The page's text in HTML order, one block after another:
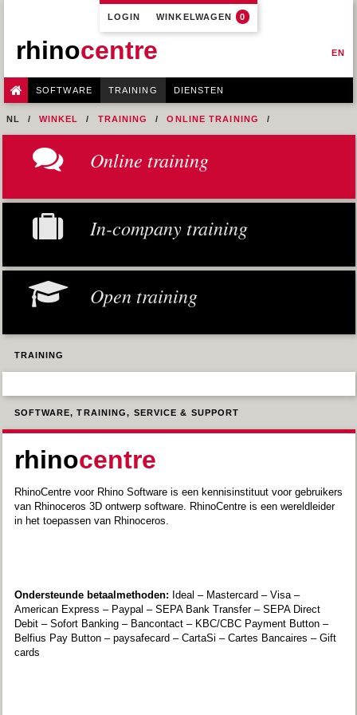
LOGIN WINKELWAGEN 0
EN
rhinocentre
SOFTWARE TRAINING DIENSTEN
NL WINKEL TRAINING ONLINE TRAINING
3- BEFORE YOU STARTOnline training
In-company training
Open training
TRAINING
SOFTWARE, TRAINING, SERVICE & SUPPORT
rhinocentre
RhinoCentre voor Rhino Software is een kennisinstituut voor gebruikers
van Rhinoceros 3D ontwerp software. RhinoCentre is een wereldleider
in het toepassen van Rhinoceros.
Ondersteunde betaalmethoden: Ideal – Mastercard – Visa –
American Express – Paypal – SEPA Bank Transfer – SEPA Direct
Debit – Sofort Banking – Bancontact – KBC/CBC Payment Button –
Belfius Pay Button – paysafecard – CartaSi – Cartes Bancaires – Gift
cards